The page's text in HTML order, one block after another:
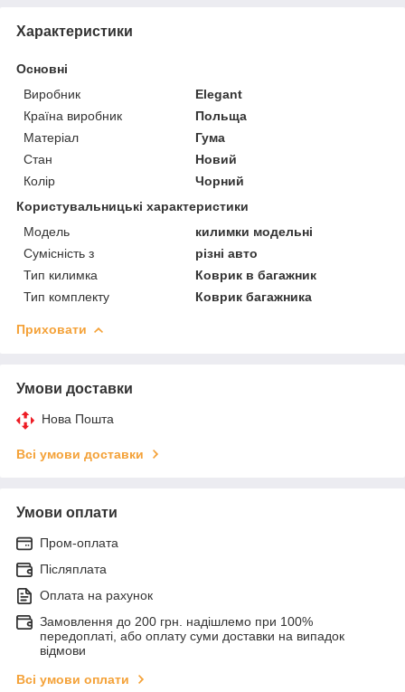
Характеристики
Основні
Виробник
Elegant
Країна виробник
Польща
Матеріал
Гума
Стан
Новий
Колір
Чорний
Користувальницькі характеристики
Мoдель
килимки модельні
Сумісність з
різні авто
Тип килимка
Коврик в багажник
Тип комплекту
Коврик багажника
Приховати
Умови доставки
Нова Пошта
Всі умови доставки
Умови оплати
Пром-оплата
Післяплата
Оплата на рахунок
Замовлення до 200 грн. надішлемо при 100%
передоплаті, або оплату суми доставки на випадок
відмови
Всі умови оплати